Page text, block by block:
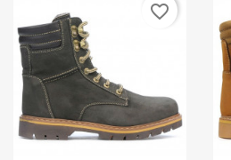
favorite_border